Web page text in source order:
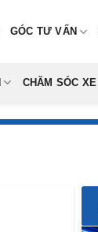
GÓC TƯ VẤN
CHĂM SÓC XE